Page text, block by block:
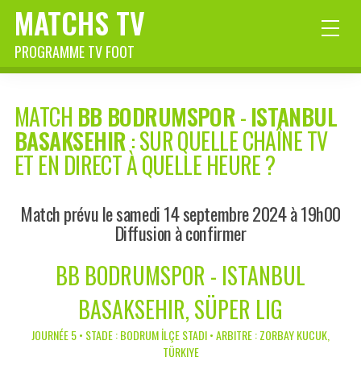
MATCHS TV
PROGRAMME TV FOOT
MATCH BB BODRUMSPOR-ISTANBUL
BASAKSEHIR: SUR QUELLE CHAÎNE TV
ET EN DIRECT À QUELLE HEURE ?
Match prévu le samedi 14 septembre 2024 à 19h00
Diffusion à confirmer
BB BODRUMSPOR - ISTANBUL
BASAKSEHIR, SÜPER LIG
JOURNÉE 5 • STADE : BODRUM İLÇE STADI • ARBITRE : ZORBAY KUCUK,
TÜRKIYE